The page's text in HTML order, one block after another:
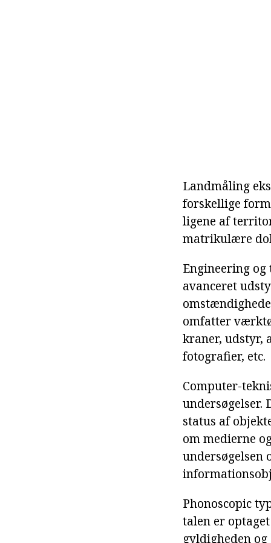
Landmåling
forskellige
ligene af
matrikulære
Engineering
avanceret
omfatter
kraner, udstyr,
fotografier, etc.
Computer-
undersøgelser.
status af
om medierne
undersøgelsen
Phonoscopic
talen er
gyldigheden